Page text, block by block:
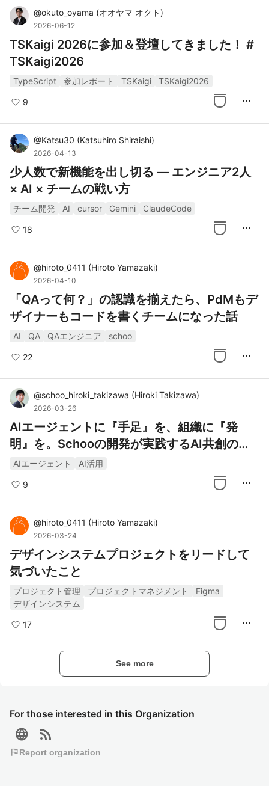
For those interested in this Organization
language rss_feed
flagReport organization
@okuto_oyama (オオヤマ オクト)
2026-06-12
TSKaigi 2026に参加＆登壇してきました！ #
TSKaigi2026
TypeScript 参加レポート TSKaigi TSKaigi2026
9 more_horiz
@Katsu30 (Katsuhiro Shiraishi)
2026-04-13
少人数で新機能を出し切る — エンジニア2人
× AI × チームの戦い方
チーム開発 AI cursor Gemini ClaudeCode
18 more_horiz
@hiroto_0411 (Hiroto Yamazaki)
2026-04-10
「QAって何？」の認識を揃えたら、PdMもデ
ザイナーもコードを書くチームになった話
AI QA QAエンジニア schoo
22 more_horiz
@schoo_hiroki_takizawa (Hiroki Takizawa)
2026-03-26
AIエージェントに『手足』を、組織に『発
明』を。Schooの開発が実践するAI共創のリ
アル
AIエージェント AI活用
9 more_horiz
@hiroto_0411 (Hiroto Yamazaki)
2026-03-24
デザインシステムプロジェクトをリードして
気づいたこと
プロジェクト管理 プロジェクトマネジメント
Figma
デザインシステム
17 more_horiz
See more